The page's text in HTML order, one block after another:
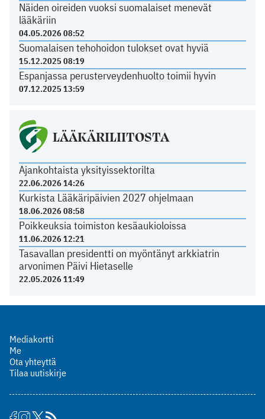
Näiden oireiden vuoksi suomalaiset menevät
lääkäriin
04.05.2026 08:52
Suomalaisen tehohoidon tulokset ovat hyviä
15.12.2025 08:19
Espanjassa perusterveydenhuolto toimii hyvin
07.12.2025 13:59
LÄÄKÄRILIITOSTA
Ajankohtaista yksityissektorilta
22.06.2026 14:26
Kurkista Lääkäripäivien 2027 ohjelmaan
18.06.2026 08:58
Poikkeuksia toimiston kesäaukioloissa
11.06.2026 12:21
Tasavallan presidentti on myöntänyt arkkiatrin
arvonimen Päivi Hietaselle
22.05.2026 11:49
Mediakortti
Me
Ota yhteyttä
Tilaa uutiskirje